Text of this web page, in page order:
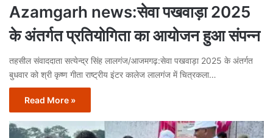
Azamgarh news:सेवा पखवाड़ा 2025
के अंतर्गत प्रतियोगिता का आयोजन हुआ संपन्न
तहसील संवाददाता सत्येन्द्र सिंह लालगंज/आजमगढ़:सेवा पखवाड़ा 2025 के अंतर्गत
बुधवार को श्री कृष्ण गीता राष्ट्रीय इंटर कालेज लालगंज में चित्रकला…
Read More »